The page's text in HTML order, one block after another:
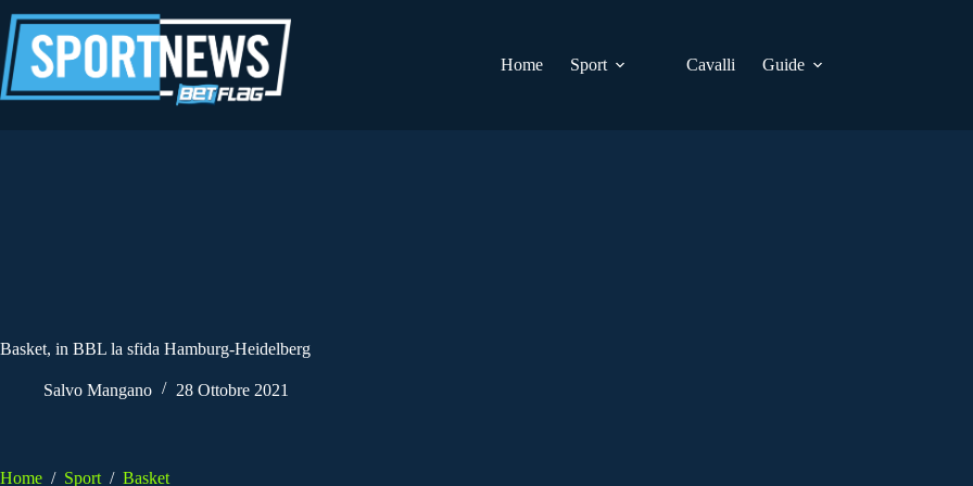
al
contenuto
Home
Sport Cavalli Guide
Basket, in BBL la sfida Hamburg-Heidelberg
Salvo Mangano 28 Ottobre 2021
Home / Sport / Basket